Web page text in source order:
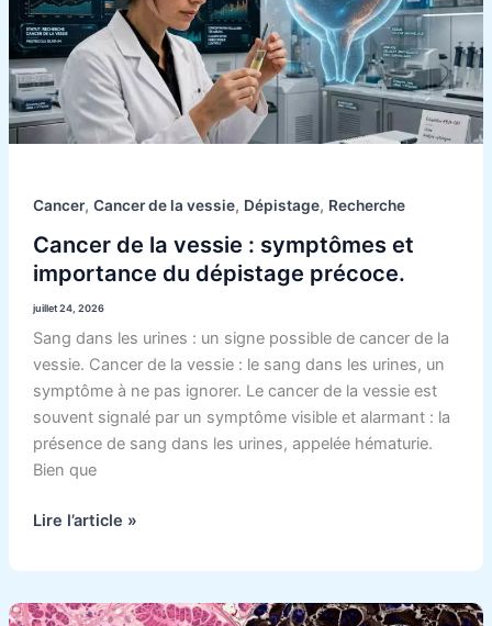
Cancer, Cancer de la vessie, Dépistage, Recherche
Cancer de la vessie : symptômes et
importance du dépistage précoce.
juillet 24, 2026
Sang dans les urines : un signe possible de cancer de la
vessie. Cancer de la vessie : le sang dans les urines, un
symptôme à ne pas ignorer. Le cancer de la vessie est
souvent signalé par un symptôme visible et alarmant : la
présence de sang dans les urines, appelée hématurie.
Bien que
:
symptômes
et
importance
du
dépistage
Lire l’article »
Cancers